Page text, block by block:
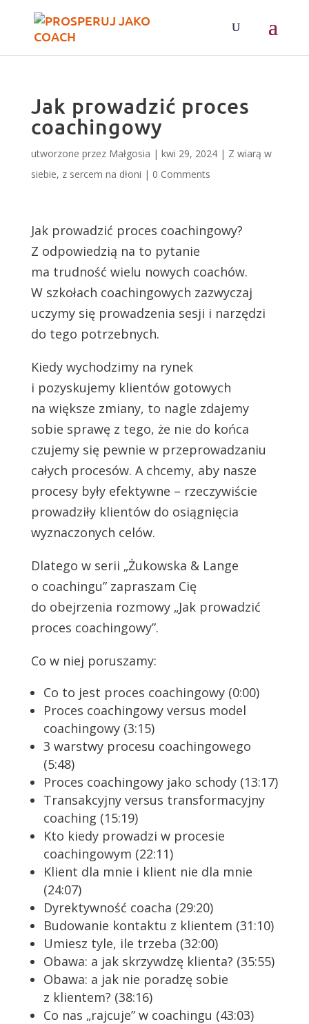
Jak prowadzić proces
coachingowy
utworzone przez Małgosia | kwi 29, 2024| Z wiarą w
siebie, z sercem na dłoni | 0 Comments
Jak prowadzić proces coachingowy?
Z odpowiedzią na to pytanie
ma trudność wielu nowych coachów.
W szkołach coachingowych zazwyczaj
uczymy się prowadzenia sesji i narzędzi
do tego potrzebnych.
Kiedy wychodzimy na rynek
i pozyskujemy klientów gotowych
na większe zmiany, to nagle zdajemy
sobie sprawę z tego, że nie do końca
czujemy się pewnie w przeprowadzaniu
całych procesów. A chcemy, aby nasze
procesy były efektywne – rzeczywiście
prowadziły klientów do osiągnięcia
wyznaczonych celów.
Dlatego w serii „Żukowska & Lange
o coachingu” zapraszam Cię
do obejrzenia rozmowy „Jak prowadzić
proces coachingowy”.
Co w niej poruszamy:
Co to jest proces coachingowy (0:00)
Proces coachingowy versus model
coachingowy (3:15)
3 warstwy procesu coachingowego
(5:48)
Proces coachingowy jako schody (13:17)
Transakcyjny versus transformacyjny
coaching (15:19)
Kto kiedy prowadzi w procesie
coachingowym (22:11)
Klient dla mnie i klient nie dla mnie
(24:07)
Dyrektywność coacha (29:20)
Budowanie kontaktu z klientem (31:10)
Umiesz tyle, ile trzeba (32:00)
Obawa: a jak skrzywdzę klienta? (35:55)
Obawa: a jak nie poradzę sobie
z klientem? (38:16)
Co nas „rajcuje” w coachingu (43:03)